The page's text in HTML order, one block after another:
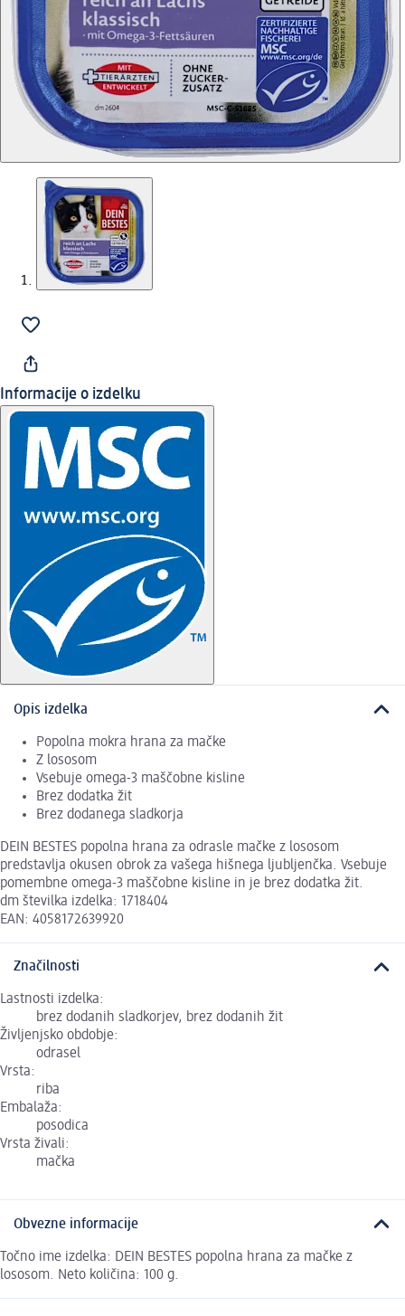
Informacije o izdelku
Opis izdelka
Popolna mokra hrana za mačke
Z lososom
Vsebuje omega-3 maščobne kisline
Brez dodatka žit
Brez dodanega sladkorja
DEIN BESTES popolna hrana za odrasle mačke z lososom
predstavlja okusen obrok za vašega hišnega ljubljenčka. Vsebuje
pomembne omega-3 maščobne kisline in je brez dodatka žit.
dm številka izdelka: 1718404
EAN: 4058172639920
Značilnosti
Lastnosti izdelka:
brez dodanih sladkorjev, brez dodanih žit
Življenjsko obdobje:
odrasel
Vrsta:
riba
Embalaža:
posodica
Vrsta živali:
mačka
Obvezne informacije
Točno ime izdelka: DEIN BESTES popolna hrana za mačke z
lososom. Neto količina: 100 g.